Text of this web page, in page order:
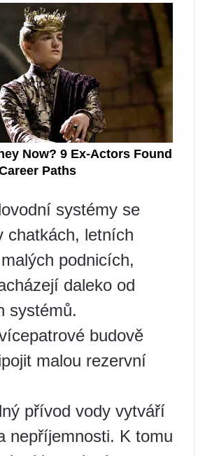
systémy se
chatkách, letních
podnicích,
daleko od
systémů.
budově
malou rezervní
přívod vody vytváří
nepříjemnosti. K tomu